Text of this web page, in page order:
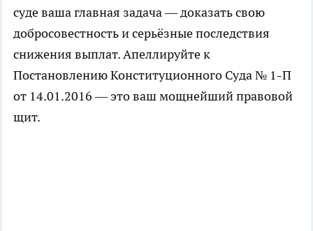
суде ваша главная задача — доказать свою
добросовестность и серьёзные последствия
снижения выплат. Апеллируйте к
Постановлению Конституционного Суда № 1-П
от 14.01.2016 — это ваш мощнейший правовой
щит.